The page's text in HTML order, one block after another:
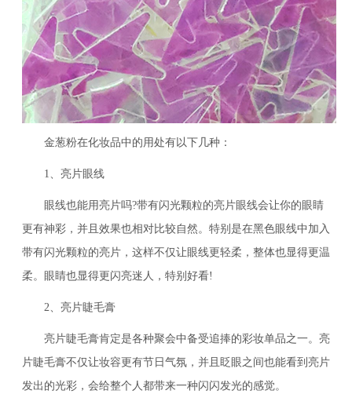
金葱粉在化妆品中的用处有以下几种：
1、亮片眼线
眼线也能用亮片吗?带有闪光颗粒的亮片眼线会让你的眼睛
更有神彩，并且效果也相对比较自然。特别是在黑色眼线中加入
带有闪光颗粒的亮片，这样不仅让眼线更轻柔，整体也显得更温
柔。眼睛也显得更闪亮迷人，特别好看!
2、亮片睫毛膏
亮片睫毛膏肯定是各种聚会中备受追捧的彩妆单品之一。亮
片睫毛膏不仅让妆容更有节日气氛，并且眨眼之间也能看到亮片
发出的光彩，会给整个人都带来一种闪闪发光的感觉。